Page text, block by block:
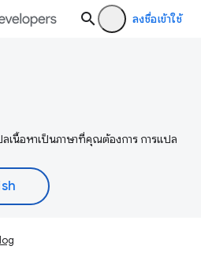
ลงชื่อเข้าใช้
เนื้อหาเป็นภาษาที่คุณต้องการ การแปล